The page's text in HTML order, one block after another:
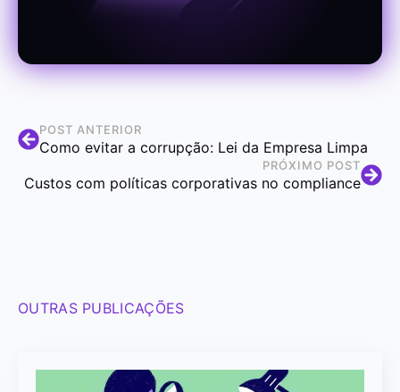
POST ANTERIOR
Como evitar a corrupção: Lei da Empresa Limpa
PRÓXIMO POST
Custos com políticas corporativas no compliance
OUTRAS PUBLICAÇÕES